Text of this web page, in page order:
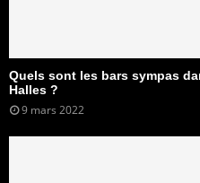
Quels sont les bars sympas
Halles ?
9 mars 2022